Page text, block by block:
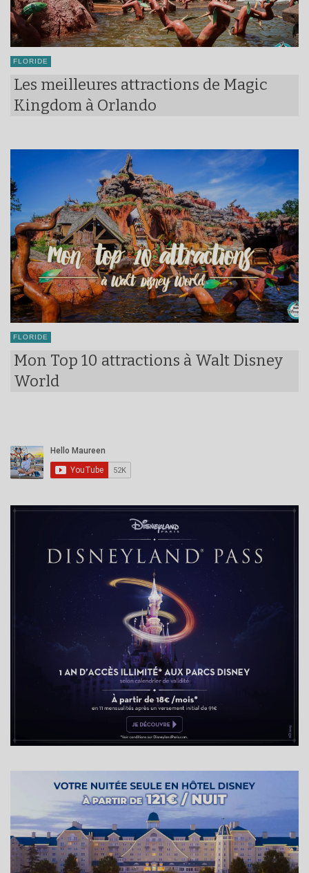
FLORIDE
Les meilleures attractions de Magic
Kingdom à Orlando
FLORIDE
Mon Top 10 attractions à Walt Disney
World